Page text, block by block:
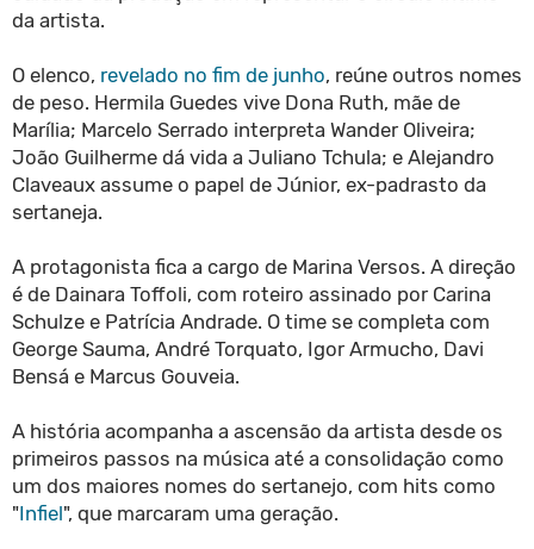
da artista.
O elenco, revelado no fim de junho, reúne outros nomes
de peso. Hermila Guedes vive Dona Ruth, mãe de
Marília; Marcelo Serrado interpreta Wander Oliveira;
João Guilherme dá vida a Juliano Tchula; e Alejandro
Claveaux assume o papel de Júnior, ex-padrasto da
sertaneja.
A protagonista fica a cargo de Marina Versos. A direção
é de Dainara Toffoli, com roteiro assinado por Carina
Schulze e Patrícia Andrade. O time se completa com
George Sauma, André Torquato, Igor Armucho, Davi
Bensá e Marcus Gouveia.
A história acompanha a ascensão da artista desde os
primeiros passos na música até a consolidação como
um dos maiores nomes do sertanejo, com hits como
"Infiel", que marcaram uma geração.